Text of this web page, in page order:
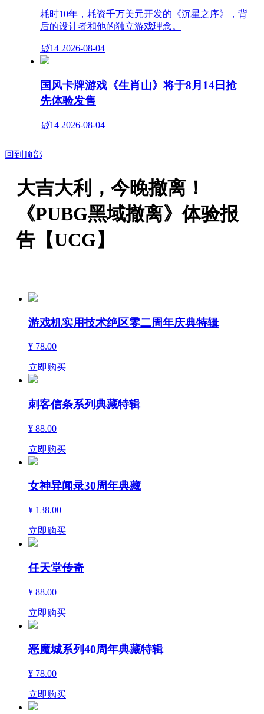
耗时10年，耗资千万美元开发的《沉星之序》，背
后的设计者和他的独立游戏理念。
넶14 2026-08-04
国风卡牌游戏《生肖山》将于8月14日抢
先体验发售
넶14 2026-08-04
回到顶部
大吉大利，今晚撤离！
《PUBG黑域撤离》体验报
告【UCG】
游戏机实用技术绝区零二周年庆典特辑
¥ 78.00
立即购买
刺客信条系列典藏特辑
¥ 88.00
立即购买
女神异闻录30周年典藏
¥ 138.00
立即购买
任天堂传奇
¥ 88.00
立即购买
恶魔城系列40周年典藏特辑
¥ 78.00
立即购买